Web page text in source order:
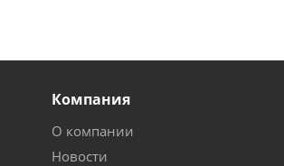
Компания
О компании
Новости